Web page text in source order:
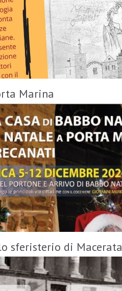
Marina
sferisterio di Macerata